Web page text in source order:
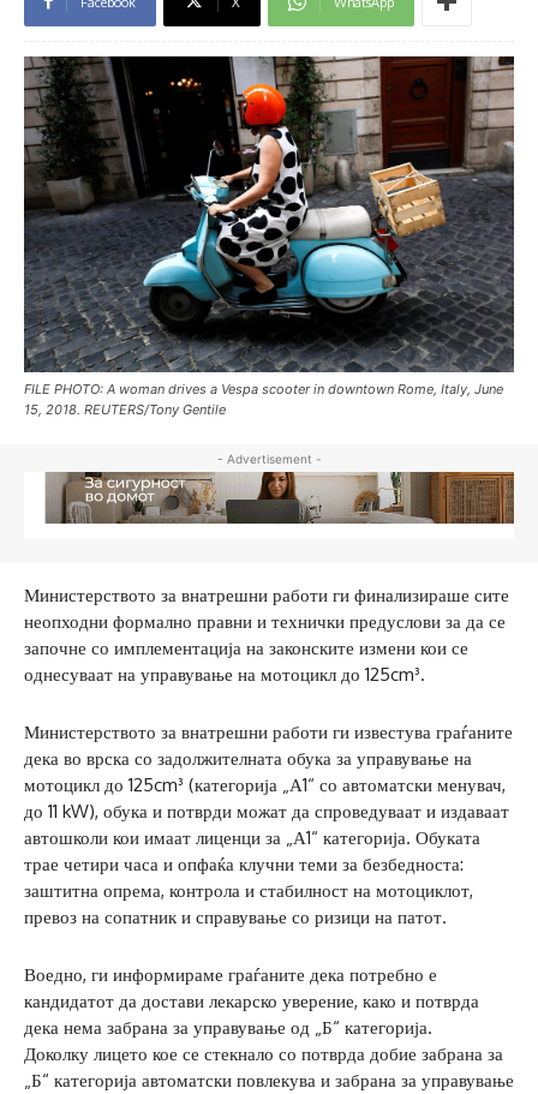
FILE PHOTO: A woman drives a Vespa scooter in downtown Rome, Italy, June
15, 2018. REUTERS/Tony Gentile
- Advertisement -
Министерството за внатрешни работи ги финализираше сите
неопходни формално правни и технички предуслови за да се
започне со имплементација на законските измени кои се
однесуваат на управување на мотоцикл до 125cm³.
Министерството за внатрешни работи ги известува граѓаните
дека во врска со задолжителната обука за управување на
мотоцикл до 125cm³ (категорија „А1“ со автоматски менувач,
до 11 kW), обука и потврди можат да спроведуваат и издаваат
автошколи кои имаат лиценци за „А1“ категорија. Обуката
трае четири часа и опфаќа клучни теми за безбедноста:
заштитна опрема, контрола и стабилност на мотоциклот,
превоз на сопатник и справување со ризици на патот.
Воедно, ги информираме граѓаните дека потребно е
кандидатот да достави лекарско уверение, како и потврда
дека нема забрана за управување од „Б“ категорија.
Доколку лицето кое се стекнало со потврда добие забрана за
„Б“ категорија автоматски повлекува и забрана за управување